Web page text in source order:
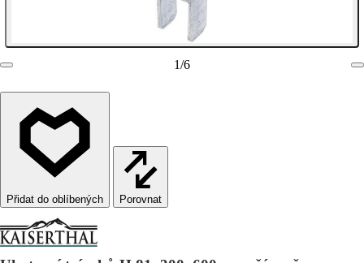
1/6
Porovnat